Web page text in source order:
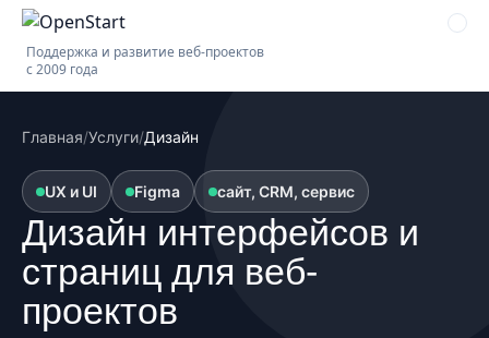
Поддержка и развитие веб-проектов
с 2009 года
Главная/Услуги/Дизайн
UX и UI Figma сайт, CRM, сервис
Дизайн интерфейсов и
страниц для веб-
проектов